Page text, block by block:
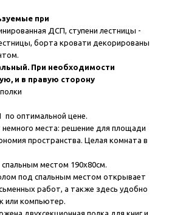
при
ДСП, ступени лестницы -
борта кровати декорированы
При необходимости
и в правую сторону
по оптимальной цене.
немного места: решение для площади
пространства. Целая комната в
местом 190х80см.
под спальным местом открывает
работ, а также здесь удобно
или компьютер.
двухсекционная полка для книг и